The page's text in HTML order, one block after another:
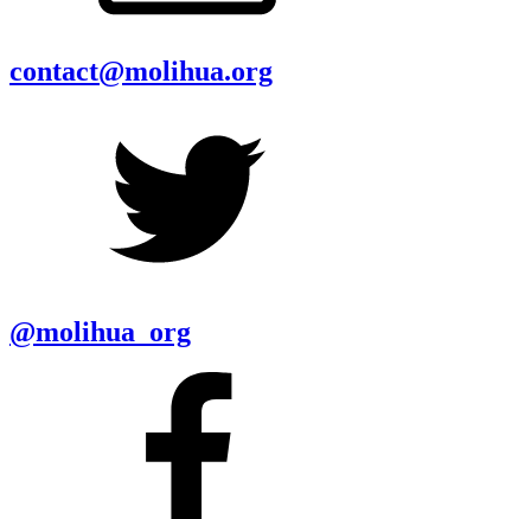
contact@molihua.org
@molihua_org